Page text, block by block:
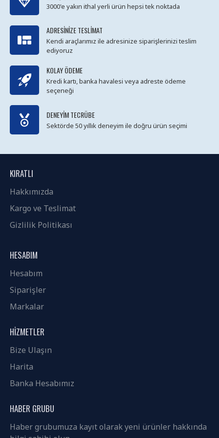
3000'e yakın ithal yerli ürün hepsi tek noktada
ADRESINIZE TESLIMAT
Kendi araçlarımız ile adresinize siparişlerinizi teslim
ediyoruz
KOLAY ÖDEME
Kredi kartı, banka havalesi veya adreste ödeme
seçeneği
DENEYIM TECRÜBE
Sektörde 50 yıllık deneyim ile doğru ürün seçimi
KIRATLI
Hakkımızda
Kargo ve Teslimat
Gizlilik Politikası
HESABIM
Hesabım
Siparişler
Markalar
HIZMETLER
Bize Ulaşın
Harita
Banka Hesabımız
HABER GRUBU
Haber grubumuza kayıt olarak yeni ürünler hakkında